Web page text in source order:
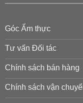
Góc Ẩm thực
Tư vấn Đối tác
Chính sách bán hàng
Chính sách vận